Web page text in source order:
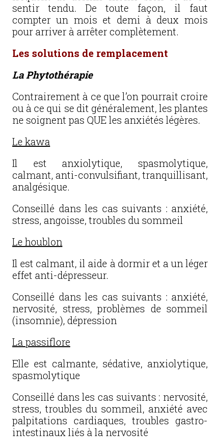
sentir tendu. De toute façon, il faut
compter un mois et demi à deux mois
pour arriver à arrêter complètement.
Les solutions de remplacement
La Phytothérapie
Contrairement à ce que l’on pourrait croire
ou à ce qui se dit généralement, les plantes
ne soignent pas QUE les anxiétés légères.
Le kawa
Il est anxiolytique, spasmolytique,
calmant, anti-convulsifiant, tranquillisant,
analgésique.
Conseillé dans les cas suivants : anxiété,
stress, angoisse, troubles du sommeil
Le houblon
Il est calmant, il aide à dormir et a un léger
effet anti-dépresseur.
Conseillé dans les cas suivants : anxiété,
nervosité, stress, problèmes de sommeil
(insomnie), dépression
La passiflore
Elle est calmante, sédative, anxiolytique,
spasmolytique
Conseillé dans les cas suivants : nervosité,
stress, troubles du sommeil, anxiété avec
palpitations cardiaques, troubles gastro-
intestinaux liés à la nervosité